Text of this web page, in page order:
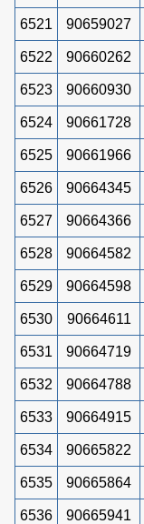
6521 90659027
6522 90660262
6523 90660930
6524 90661728
6525 90661966
6526 90664345
6527 90664366
6528 90664582
6529 90664598
6530 90664611
6531 90664719
6532 90664788
6533 90664915
6534 90665822
6535 90665864
6536 90665941